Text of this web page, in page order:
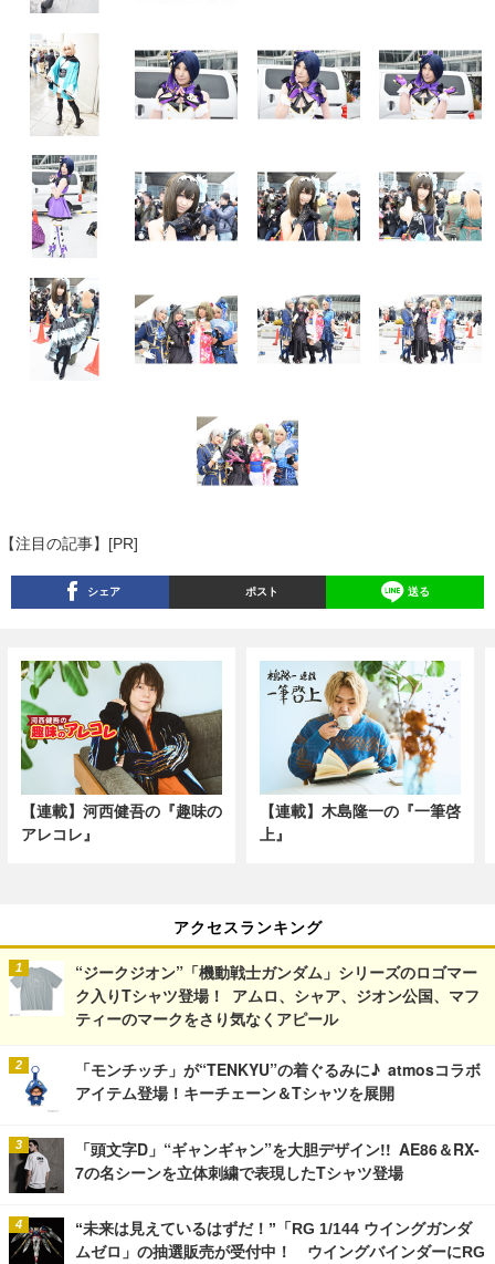
【注目の記事】[PR]
シェア ポスト 送る
【連載】河西健吾の『趣味の
アレコレ』
【連載】木島隆一の『一筆啓
上』
アクセスランキング
“ジークジオン”「機動戦士ガンダム」シリーズのロゴマー
ク入りTシャツ登場！ アムロ、シャア、ジオン公国、マフ
ティーのマークをさり気なくアピール
「モンチッチ」が“TENKYU”の着ぐるみに♪ atmosコラボ
アイテム登場！キーチェーン＆Tシャツを展開
「頭文字D」“ギャンギャン”を大胆デザイン!! AE86＆RX-
7の名シーンを立体刺繍で表現したTシャツ登場
“未来は見えているはずだ！”「RG 1/144 ウイングガンダ
ムゼロ」の抽選販売が受付中！ ウイングバインダーにRG